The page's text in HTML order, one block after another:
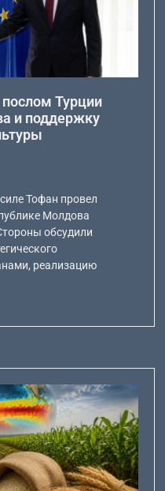
Турции
и поддержку
Тофан провел
Молдова
обсудили
реализацию